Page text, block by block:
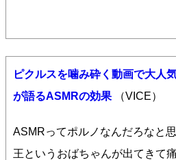
ピクルスを噛み砕く動画で大人
が語るASMRの効果 （VICE）
ASMRってポルノなんだろなと
王というおばちゃんが出てきて